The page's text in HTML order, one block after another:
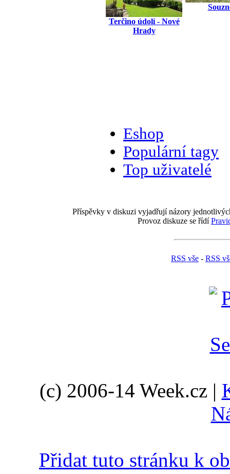
Terčino údolí - Nové
Hrady
Eshop
Populární tagy
Top uživatelé
Příspěvky v diskuzi vyjadřují názory
Provoz diskuze se řídí
RSS vše - RSS
(c) 2006-14 Week.cz |
Přidat tuto stránku k